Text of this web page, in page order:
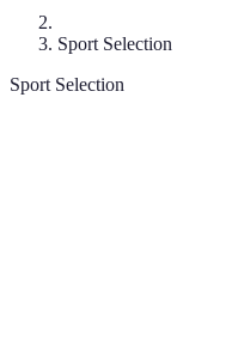
Sport Selection
Sport Selection